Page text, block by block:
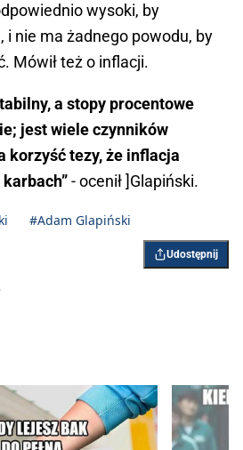
wysoki, by
i nie ma żadnego powodu, by
Mówił też o inflacji.
a stopy procentowe
jest wiele czynników
korzyść tezy, że inflacja
- ocenił ]Glapiński.
#Adam Glapiński
Udostępnij